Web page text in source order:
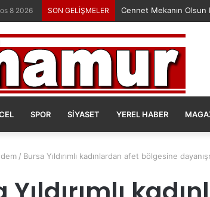
8 2026 SON GELİŞMELER Cennet Mekanın Olsun
SPOR SIYASET YEREL HABER
/ Bursa Yıldırımlı kadınlardan afet bölgesine